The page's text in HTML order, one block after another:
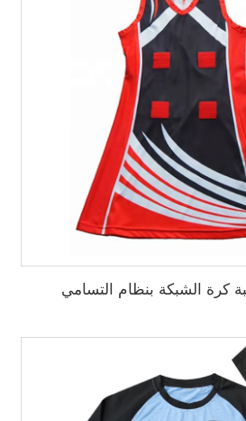
كرة الشبكة بنظام التسامي